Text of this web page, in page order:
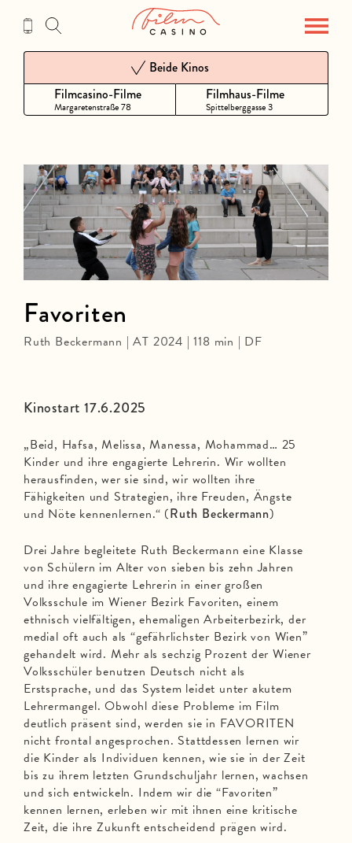
Inhalt
Filmcasino-Filme
Margaretenstraße 78
Beide Kinos
Filmhaus-Filme
Spittelberggasse 3
Kinostart 17.6.2025
„Beid, Hafsa, Melissa, Manessa, Mohammad… 25
Kinder und ihre engagierte Lehrerin. Wir wollten
herausfinden, wer sie sind, wir wollten ihre
Fähigkeiten und Strategien, ihre Freuden, Ängste
und Nöte kennenlernen.“ (Ruth Beckermann)
Drei Jahre begleitete Ruth Beckermann eine Klasse
von Schülern im Alter von sieben bis zehn Jahren
und ihre engagierte Lehrerin in einer großen
Volksschule im Wiener Bezirk Favoriten, einem
ethnisch vielfältigen, ehemaligen Arbeiterbezirk, der
medial oft auch als “gefährlichster Bezirk von Wien”
gehandelt wird. Mehr als sechzig Prozent der Wiener
Volksschüler benutzen Deutsch nicht als
Erstsprache, und das System leidet unter akutem
Lehrermangel. Obwohl diese Probleme im Film
deutlich präsent sind, werden sie in FAVORITEN
nicht frontal angesprochen. Stattdessen lernen wir
die Kinder als Individuen kennen, wie sie in der Zeit
bis zu ihrem letzten Grundschuljahr lernen, wachsen
und sich entwickeln. Indem wir die “Favoriten”
kennen lernen, erleben wir mit ihnen eine kritische
Zeit, die ihre Zukunft entscheidend prägen wird.
Favoriten
Ruth Beckermann | AT 2024 | 118 min | DF